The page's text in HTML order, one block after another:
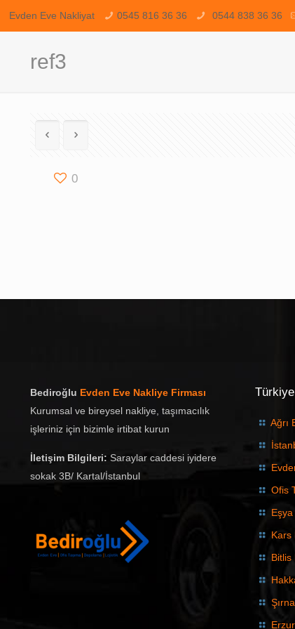
Evden Eve Nakliyat 0545 816 36 36 0544 838 36 36
ref3
0
Bediroğlu Evden Eve Nakliye Firması
Kurumsal ve bireysel nakliye, taşımacılık
işleriniz için bizimle irtibat kurun
İletişim Bilgileri: Saraylar caddesi iyidere
sokak 3B/ Kartal/İstanbul
Ağrı
Ofis
Kars
Bitlis